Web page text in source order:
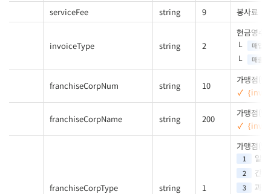
serviceFee string 9 봉사료
invoiceType string 2
현금영수
매입
매출
franchiseCorpNum string 10
가맹점(발
franchiseCorpName string 200
가맹점(발
franchiseCorpType string 1
가맹점(발
1 일
2 간
3 과